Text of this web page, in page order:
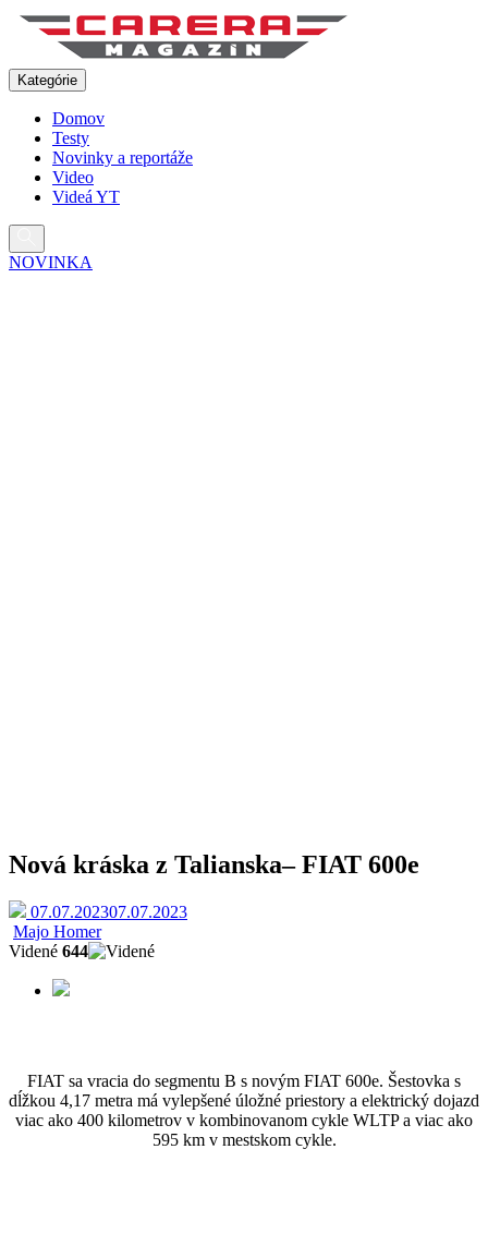
Pokračovať
Kategórie
Domov
Testy
Novinky a reportáže
Video
Videá YT
NOVINKA
Nová kráska z Talianska– FIAT 600e
07.07.202307.07.2023
Majo Homer
Videné 644
FIAT sa vracia do segmentu B s novým FIAT 600e. Šestovka s
dĺžkou 4,17 metra má vylepšené úložné priestory a elektrický dojazd
viac ako 400 kilometrov v kombinovanom cykle WLTP a viac ako
595 km v mestskom cykle.